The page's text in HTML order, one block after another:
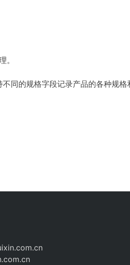
。
同的规格字段记录产品的各种规格